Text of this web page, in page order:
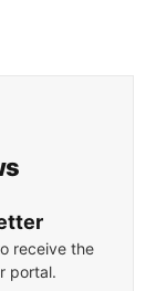
receive the
portal.